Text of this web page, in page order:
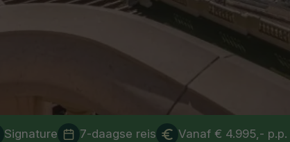
Signature 7-daagse reis Vanaf € 4.995,- p.p.